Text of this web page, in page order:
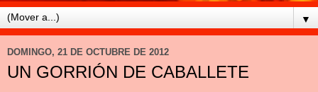
▼
DOMINGO, 21 DE OCTUBRE DE 2012
UN GORRIÓN DE CABALLETE